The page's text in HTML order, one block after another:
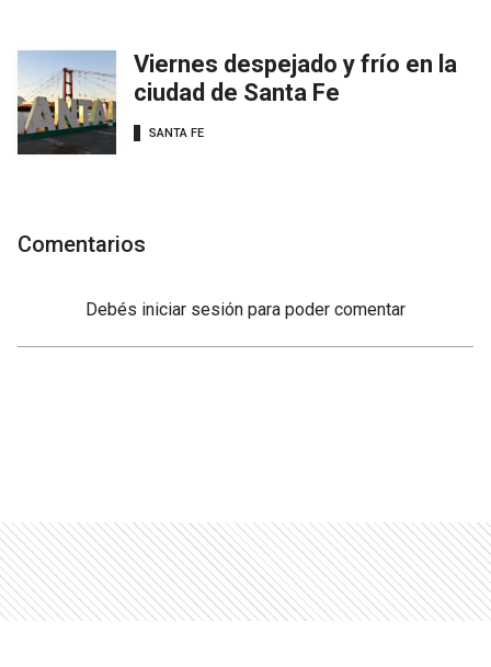
Viernes despejado y frío en la
ciudad de Santa Fe
SANTA FE
Comentarios
Debés iniciar sesión para poder comentar